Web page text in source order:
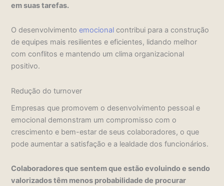
em suas tarefas.
O desenvolvimentoemocional contribui para a construção
de equipes mais resilientes e eficientes, lidando melhor
com conflitos e mantendo um clima organizacional
positivo.
Redução do turnover
Empresas que promovem o desenvolvimento pessoal e
emocional demonstram um compromisso com o
crescimento e bem-estar de seus colaboradores, o que
pode aumentar a satisfação e a lealdade dos funcionários.
Colaboradores que sentem que estão evoluindo e sendo
valorizados têm menos probabilidade de procurar